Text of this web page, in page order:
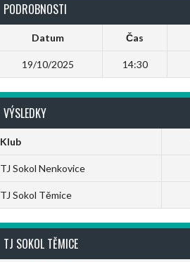
PODROBNOSTI
Datum Čas
19/10/2025 14:30
VÝSLEDKY
Klub
TJ Sokol Nenkovice
TJ Sokol Těmice
TJ SOKOL TĚMICE